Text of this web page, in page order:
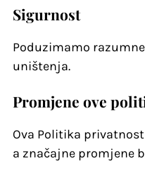
Sigurnost
Poduzimamo
uništenja.
Promjene ove
Ova Politika
a značajne promjene